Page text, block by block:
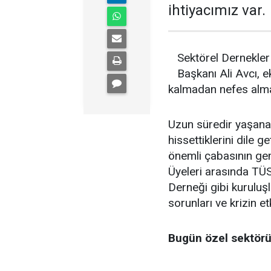
ihtiyacımız var.
Sektörel
Başkanı Ali Avcı,
kalmadan nefes
Uzun süredir
hissettiklerini dile
önemli çabasının
Üyeleri arasında
Derneği gibi
sorunları ve krizin
Bugün özel